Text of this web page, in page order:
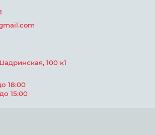
100 к1
18:00
15:00